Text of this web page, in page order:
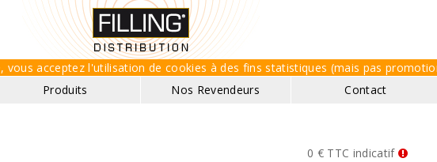
vous acceptez l'utilisation de cookies à des fins statistiques (mais pas
Produits Nos Revendeurs Contact
0 € TTC indicatif